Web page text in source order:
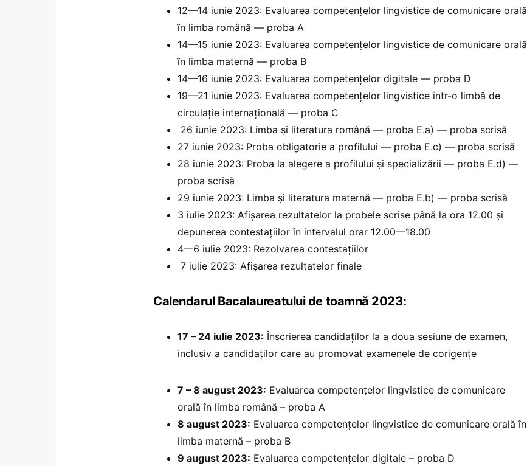
12—14 iunie 2023: Evaluarea competențelor lingvistice de comunicare orală
în limba română — proba A
14—15 iunie 2023: Evaluarea competențelor lingvistice de comunicare orală
în limba maternă — proba B
14—16 iunie 2023: Evaluarea competențelor digitale — proba D
19—21 iunie 2023: Evaluarea competențelor lingvistice într-o limbă de
circulație internațională — proba C
26 iunie 2023: Limba și literatura română — proba E.a) — proba scrisă
27 iunie 2023: Proba obligatorie a profilului — proba E.c) — proba scrisă
28 iunie 2023: Proba la alegere a profilului și specializării — proba E.d) —
proba scrisă
29 iunie 2023: Limba și literatura maternă — proba E.b) — proba scrisă
3 iulie 2023: Afișarea rezultatelor la probele scrise până la ora 12.00 și
depunerea contestațiilor în intervalul orar 12.00—18.00
4—6 iulie 2023: Rezolvarea contestațiilor
7 iulie 2023: Afișarea rezultatelor finale
Calendarul Bacalaureatului de toamnă 2023:
17 – 24 iulie 2023: Înscrierea candidaților la a doua sesiune de examen,
inclusiv a candidaților care au promovat examenele de corigențe
7 – 8 august 2023: Evaluarea competențelor lingvistice de comunicare
orală în limba română – proba A
8 august 2023: Evaluarea competențelor lingvistice de comunicare orală în
limba maternă – proba B
9 august 2023: Evaluarea competențelor digitale – proba D